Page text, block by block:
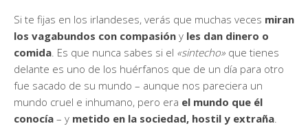
Si te fijas en los irlandeses, verás que muchas veces miran
los vagabundos con compasión y les dan dinero o
comida . Es que nunca sabes si el «sintecho» que tienes
delante es uno de los huérfanos que de un día para otro
fue sacado de su mundo – aunque nos pareciera un
mundo cruel e inhumano, pero era el mundo que él
conocía – y metido en la sociedad, hostil y extraña